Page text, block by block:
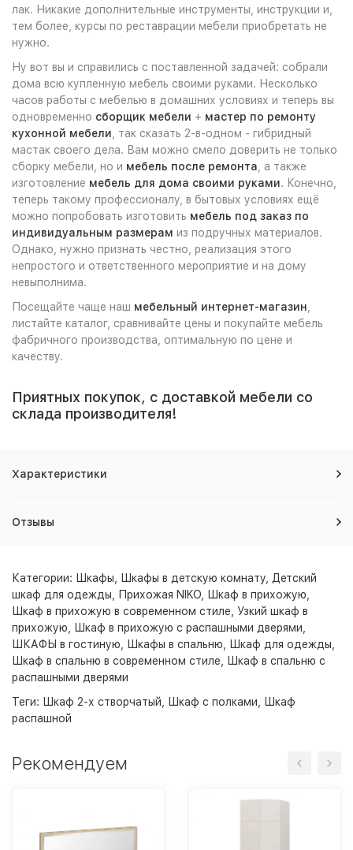
лак. Никакие дополнительные инструменты, инструкции и,
тем более, курсы по реставрации мебели приобретать не
нужно.
Ну вот вы и справились с поставленной задачей: собрали
дома всю купленную мебель своими руками. Несколько
часов работы с мебелью в домашних условиях и теперь вы
одновременно сборщик мебели + мастер по ремонту
кухонной мебели , так сказать 2-в-одном - гибридный
мастак своего дела. Вам можно смело доверить не только
сборку мебели, но и мебель после ремонта , а также
изготовление мебель для дома своими руками. Конечно,
теперь такому профессионалу, в бытовых условиях ещё
можно попробовать изготовить мебель под заказ по
индивидуальным размерам из подручных материалов.
Однако, нужно признать честно, реализация этого
непростого и ответственного мероприятие и на дому
невыполнима.
Посещайте чаще наш мебельный интернет-магазин
листайте каталог, сравнивайте цены и покупайте мебель
фабричного производства, оптимальную по цене и
качеству.
Приятных покупок, с доставкой мебели со
склада производителя!
Характеристики
Отзывы
Категории: Шкафы Шкафы в детскую комнату Детский
шкаф для одежды
Прихожая NIKO Шкаф в прихожую
Шкаф в прихожую в современном стиле
Узкий шкаф в
прихожую
Шкаф в прихожую с распашными дверями
ШКАФЫ в гостиную
Шкафы в спальню Шкаф для одежды
Шкаф в спальню в современном стиле
Шкаф в спальню с
распашными дверями
Теги: Шкаф 2-х створчатый Шкаф с полками
Шкаф
распашной
Рекомендуем